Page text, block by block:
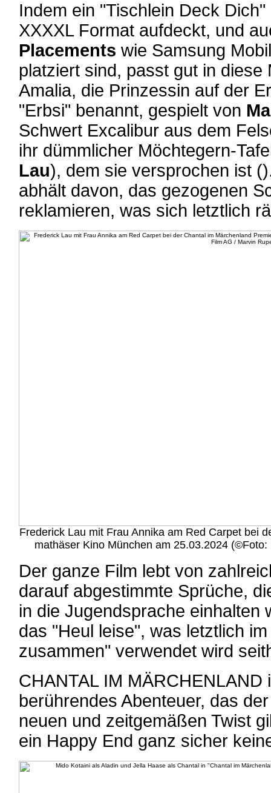
Indem ein "Tischlein Deck
XXXXL Format aufdeckt, und
Placements wie Samsung
platziert sind, passt gut in diese
Amalia, die Prinzessin auf der
"Erbsi" benannt, gespielt von
Schwert Excalibur aus dem
ihr dümmlicher Möchtegern-
Lau), dem sie versprochen ist
abhält davon, das gezogenen
reklamieren, was sich letztlich
Frederick Lau mit Frau Annika am Red Carpet bei
mathäser Kino München am 25.03.2024
Der ganze Film lebt von
darauf abgestimmte Sprüche,
in die Jugendsprache einhalten
das "Heul leise", was letztlich
zusammen" verwendet wird
CHANTAL IM
berührendes Abenteuer, das
neuen und zeitgemäßen Twist
ein Happy End ganz sicher